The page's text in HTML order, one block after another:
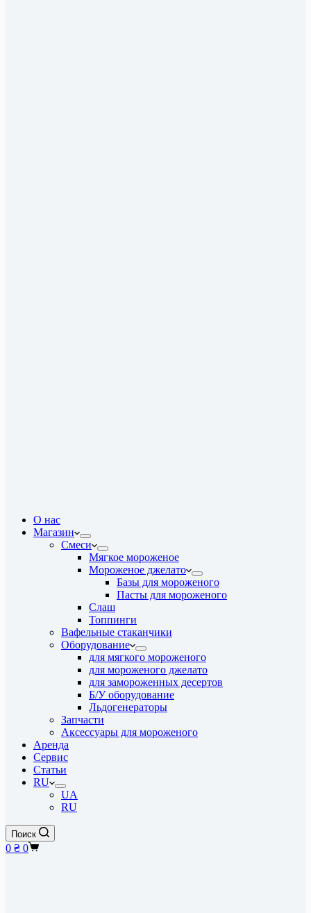
О нас
Магазин
Смеси
Мягкое мороженое
Мороженое джелато
Базы для мороженого
Пасты для мороженого
Слаш
Топпинги
Вафельные стаканчики
Оборудование
для мягкого мороженого
для мороженого джелато
для замороженных десертов
Б/У оборудование
Льдогенераторы
Запчасти
Аксессуары для мороженого
Аренда
Cервис
Статьи
RU
UA
RU
Поиск
Корзина
0 ₴ 0